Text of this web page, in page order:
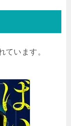
ています。